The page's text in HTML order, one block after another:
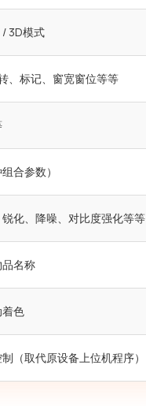
3D模式
、标记、窗宽窗位等等
合参数）
化、降噪、对比度强化等等
名称
色
（取代原设备上位机程序）